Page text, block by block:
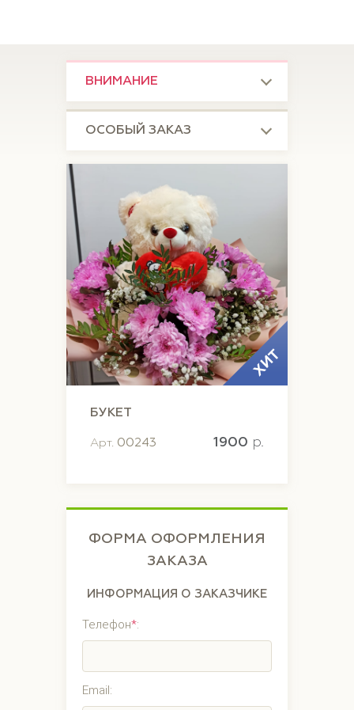
ВНИМАНИЕ
ОСОБЫЙ ЗАКАЗ
ХИТ
БУКЕТ
Арт. 00243 1900 p.
ФОРМА ОФОРМЛЕНИЯ
ЗАКАЗА
ИНФОРМАЦИЯ О ЗАКАЗЧИКЕ
Телефон*:
Email: